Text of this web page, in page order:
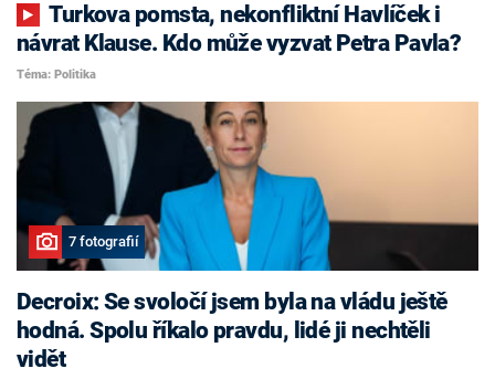
Turkova pomsta, nekonfliktní Havlíček i
návrat Klause. Kdo může vyzvat Petra Pavla?
Téma: Politika
7 fotografií
Decroix: Se svoločí jsem byla na vládu ještě
hodná. Spolu říkalo pravdu, lidé ji nechtěli
vidět